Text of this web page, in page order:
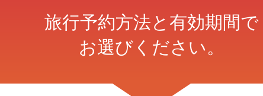
旅行予約方法と有効期間で
お選びください。